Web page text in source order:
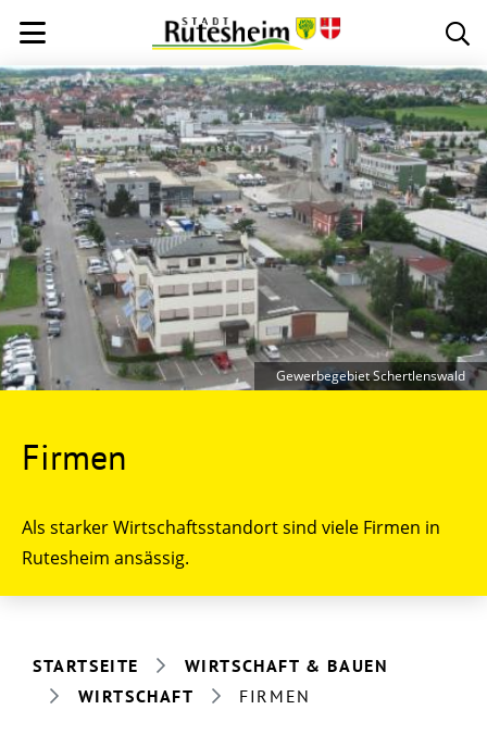
Firmen
Als starker Wirtschaftsstandort sind viele Firmen in
Rutesheim ansässig.
Gewerbegebiet Schertlenswald
STARTSEITE
WIRTSCHAFT & BAUEN
WIRTSCHAFT
FIRMEN